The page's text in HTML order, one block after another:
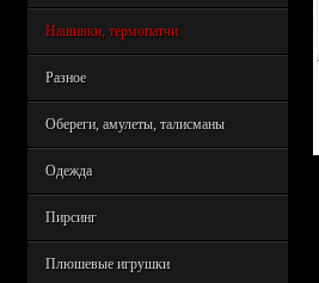
Нашивки, термопатчи
Разное
Обереги, амулеты, талисманы
Одежда
Пирсинг
Плюшевые игрушки